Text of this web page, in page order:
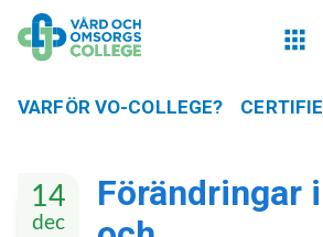
VARFÖR VO-COLLEGE?
14
dec
Förändringar